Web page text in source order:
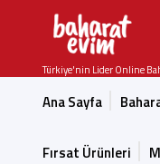
Türkiye'nin Lider Online
Ana Sayfa
Fırsat Ürünleri